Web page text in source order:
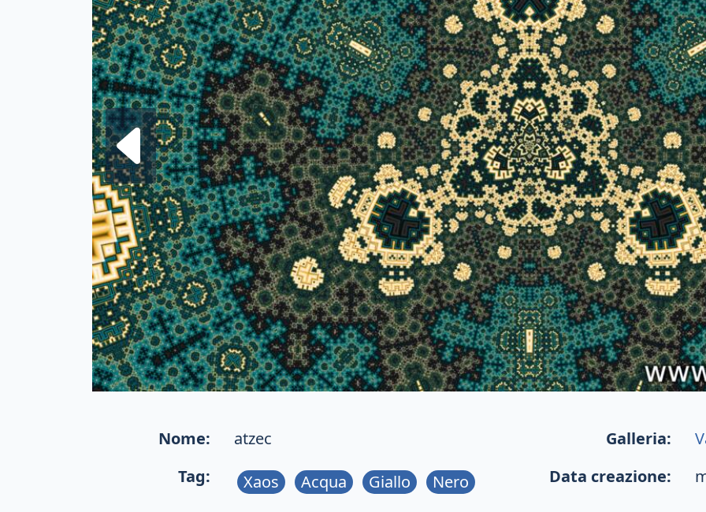
Frattale successivo
Nome: atzec Galleria:
Tag:
Xaos Acqua Giallo Nero Data creazione: